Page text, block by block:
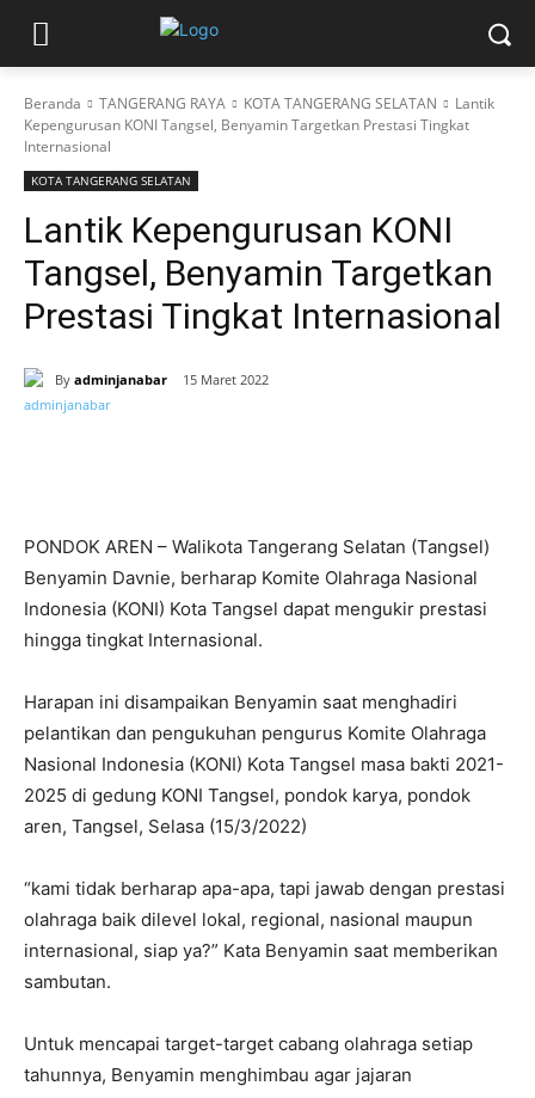
Beranda TANGERANG RAYA KOTA TANGERANG SELATAN
Lantik
Kepengurusan KONI Tangsel, Benyamin Targetkan Prestasi Tingkat
Internasional
KOTA TANGERANG SELATAN
Lantik Kepengurusan KONI
Tangsel, Benyamin Targetkan
Prestasi Tingkat Internasional
By adminjanabar 15 Maret 2022
PONDOK AREN – Walikota Tangerang Selatan (Tangsel)
Benyamin Davnie, berharap Komite Olahraga Nasional
Indonesia (KONI) Kota Tangsel dapat mengukir prestasi
hingga tingkat Internasional.
Harapan ini disampaikan Benyamin saat menghadiri
pelantikan dan pengukuhan pengurus Komite Olahraga
Nasional Indonesia (KONI) Kota Tangsel masa bakti 2021-
2025 di gedung KONI Tangsel, pondok karya, pondok
aren, Tangsel, Selasa (15/3/2022)
“kami tidak berharap apa-apa, tapi jawab dengan prestasi
olahraga baik dilevel lokal, regional, nasional maupun
internasional, siap ya?” Kata Benyamin saat memberikan
sambutan.
Untuk mencapai target-target cabang olahraga setiap
tahunnya, Benyamin menghimbau agar jajaran